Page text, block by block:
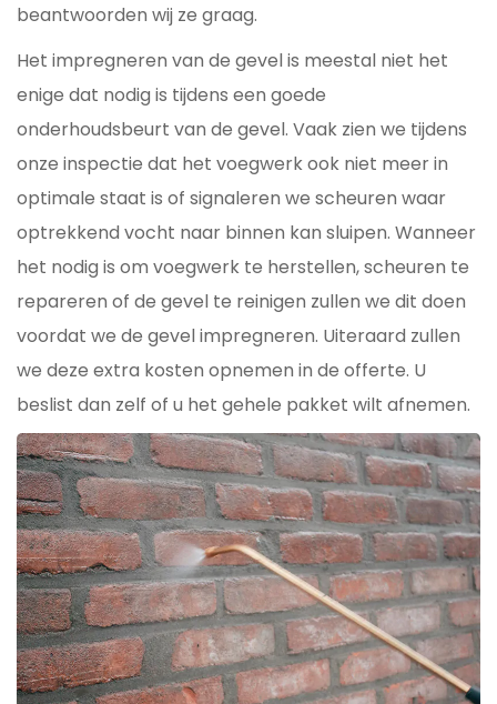
beantwoorden wij ze graag.
Het impregneren van de gevel is meestal niet het
enige dat nodig is tijdens een goede
onderhoudsbeurt van de gevel. Vaak zien we tijdens
onze inspectie dat het voegwerk ook niet meer in
optimale staat is of signaleren we scheuren waar
optrekkend vocht naar binnen kan sluipen. Wanneer
het nodig is om voegwerk te herstellen, scheuren te
repareren of de gevel te reinigen zullen we dit doen
voordat we de gevel impregneren. Uiteraard zullen
we deze extra kosten opnemen in de offerte. U
beslist dan zelf of u het gehele pakket wilt afnemen.